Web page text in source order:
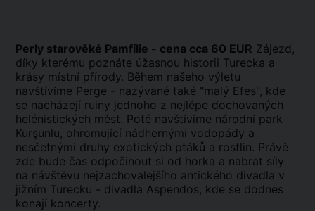
Perly starověké Pamfílie - cena cca 60 EUR Zájezd,
díky kterému poznáte úžasnou historii Turecka a
krásy místní přírody. Během našeho výletu
navštívíme Perge - nazývané také "malý Efes", kde
se nacházejí ruiny jednoho z nejlépe dochovaných
helénistických měst. Poté navštívíme národní park
Kurşunlu, ohromující nádhernými vodopády a
nesčetnými druhy exotických ptáků a rostlin. Právě
zde bude čas odpočinout si od horka a nabrat síly
na návštěvu nejzachovalejšího antického divadla v
jižním Turecku - divadla Aspendos, kde se dodnes
konají koncerty.